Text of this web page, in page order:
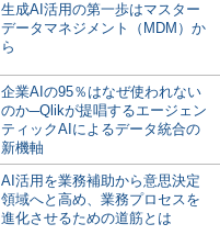
生成AI活用の第一歩はマスター
データマネジメント（MDM）か
ら
企業AIの95％はなぜ使われない
のか─Qlikが提唱するエージェン
ティックAIによるデータ統合の
新機軸
AI活用を業務補助から意思決定
領域へと高め、業務プロセスを
進化させるための道筋とは